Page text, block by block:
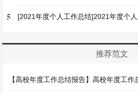
5 [2021年度个人工作总结]2021年度个
推荐范文
【高校年度工作总结报告】高校年度工作